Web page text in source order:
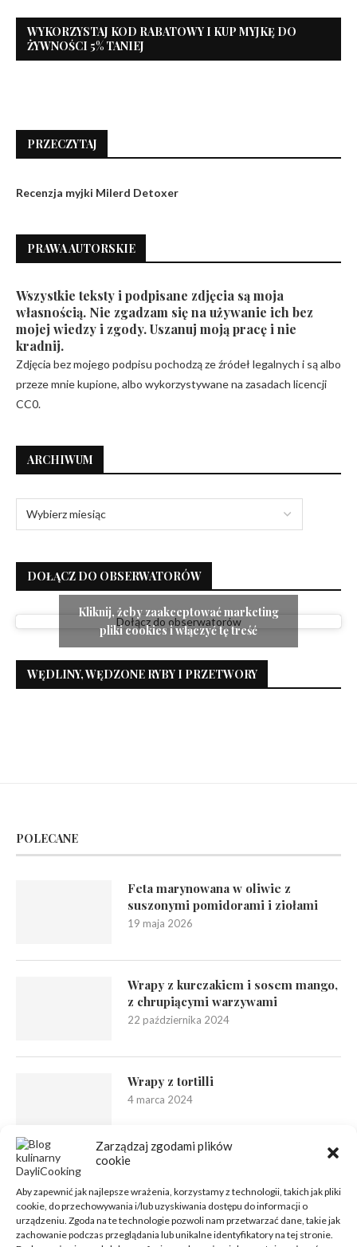
Zarządzaj zgodami plików
cookie
Aby zapewnić jak najlepsze wrażenia, korzystamy z technologii, takich jak pliki
cookie, do przechowywania i/lub uzyskiwania dostępu do informacji o
urządzeniu. Zgoda na te technologie pozwoli nam przetwarzać dane, takie jak
zachowanie podczas przeglądania lub unikalne identyfikatory na tej stronie.
WYKORZYSTAJ KOD RABATOWY I KUP MYJKĘ DO
ŻYWNOŚCI 5% TANIEJ
PRZECZYTAJ
Recenzja myjki Milerd Detoxer
PRAWA AUTORSKIE
Wszystkie teksty i podpisane zdjęcia są moja
własnością. Nie zgadzam się na używanie ich bez
mojej wiedzy i zgody. Uszanuj moją pracę i nie
kradnij.
Zdjęcia bez mojego podpisu pochodzą ze źródeł legalnych i są albo
przeze mnie kupione, albo wykorzystywane na zasadach licencji
CC0.
ARCHIWUM
DOŁĄCZ DO OBSERWATORÓW
Dołącz do obserwatorów
Kliknij, żeby zaakceptować marketing
pliki cookies i włączyć tę treść
WĘDLINY, WĘDZONE RYBY I PRZETWORY
POLECANE
Feta marynowana w oliwie z
suszonymi pomidorami i ziołami
19 maja 2026
Wrapy z kurczakiem i sosem mango,
z chrupiącymi warzywami
22 października 2024
Wrapy z tortilli
4 marca 2024